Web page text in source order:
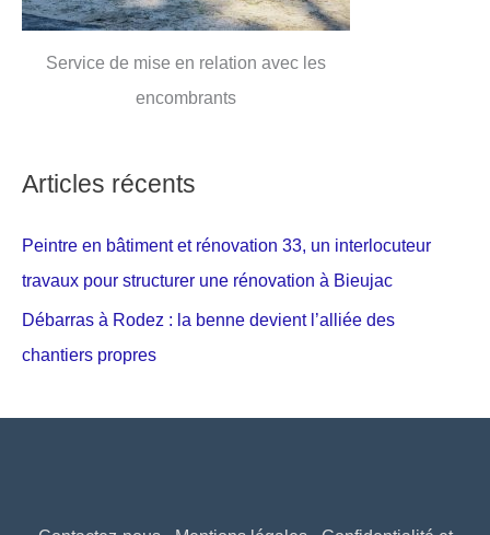
Service de mise en relation avec les
encombrants
Articles récents
Peintre en bâtiment et rénovation 33, un interlocuteur
travaux pour structurer une rénovation à Bieujac
Débarras à Rodez : la benne devient l’alliée des
chantiers propres